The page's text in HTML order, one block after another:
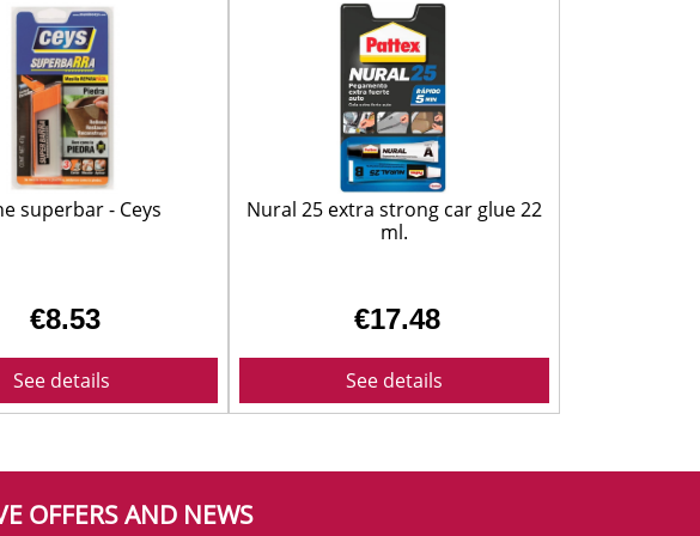
superbar - Ceys
€8.53
See details
Nural 25 extra strong car glue 22
ml.
€17.48
See details
OFFERS AND NEWS